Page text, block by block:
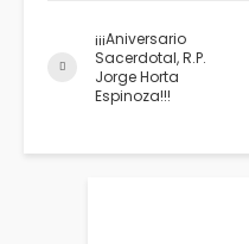
¡¡¡Aniversario
Sacerdotal, R.P.
Jorge Horta
Espinoza!!!